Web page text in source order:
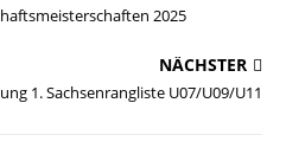
2025
NÄCHSTER
1. Sachsenrangliste U07/U09/U11